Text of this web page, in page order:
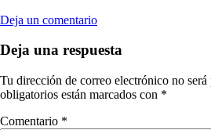
Deja un comentario
Deja una respuesta
Tu dirección de correo electrónico no será
obligatorios están marcados con *
Comentario *